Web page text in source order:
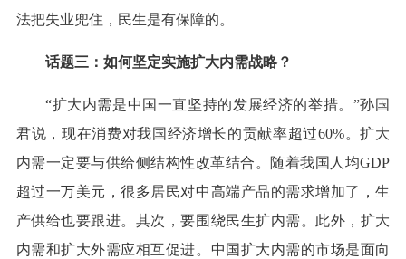
法把失业兜住，民生是有保障的。
话题三：如何坚定实施扩大内需战略？
“扩大内需是中国一直坚持的发展经济的举措。”孙国
君说，现在消费对我国经济增长的贡献率超过60%。扩大
内需一定要与供给侧结构性改革结合。随着我国人均GDP
超过一万美元，很多居民对中高端产品的需求增加了，生
产供给也要跟进。其次，要围绕民生扩内需。此外，扩大
内需和扩大外需应相互促进。中国扩大内需的市场是面向